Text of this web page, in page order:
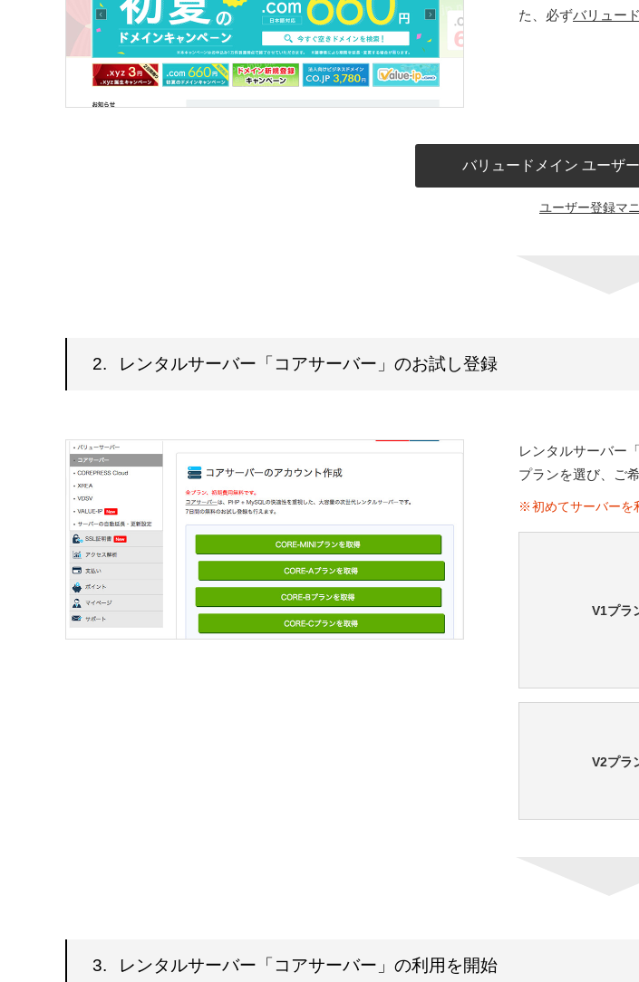
た、必ずバリュー
バリュードメイン ユーザ
ユーザー登録マ
2. レンタルサーバー「コアサーバー」のお試し登録
レンタルサーバー
プランを選び、ご
初めてサーバーを
V1プラ
V2プラ
3. レンタルサーバー「コアサーバー」の利用を開始